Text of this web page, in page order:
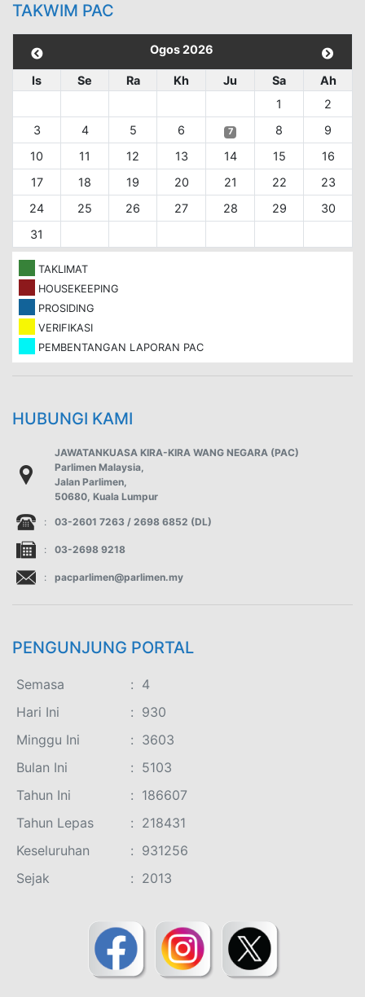
TAKWIM PAC
Ogos 2026
Is Se Ra Kh Ju Sa
Ah
1
2
3
4 5 6 7 8
9
10
11 12 13 14 15
16
17
18 19 20 21 22
23
24
25 26 27 28 29
30
31
TAKLIMAT
HOUSEKEEPING
PROSIDING
VERIFIKASI
PEMBENTANGAN LAPORAN PAC
HUBUNGI KAMI
JAWATANKUASA KIRA-KIRA WANG NEGARA (PAC)
Parlimen Malaysia,
Jalan Parlimen,
50680, Kuala Lumpur
: 03-2601 7263 / 2698 6852 (DL)
: 03-2698 9218
: pacparlimen@parlimen.my
PENGUNJUNG PORTAL
Semasa : 4
Hari Ini
: 930
Minggu Ini
: 3603
Bulan Ini
: 5103
Tahun Ini
: 186607
Tahun Lepas
: 218431
Keseluruhan
: 931256
Sejak
: 2013